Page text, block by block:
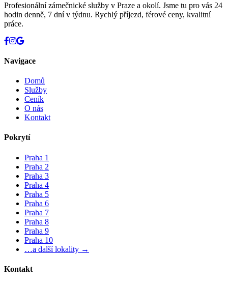
Profesionální zámečnické služby v Praze a okolí. Jsme tu pro vás 24
hodin denně, 7 dní v týdnu. Rychlý příjezd, férové ceny, kvalitní
práce.
Navigace
Domů
Služby
Ceník
O nás
Kontakt
Pokrytí
Praha 1
Praha 2
Praha 3
Praha 4
Praha 5
Praha 6
Praha 7
Praha 8
Praha 9
Praha 10
…a další lokality →
Kontakt